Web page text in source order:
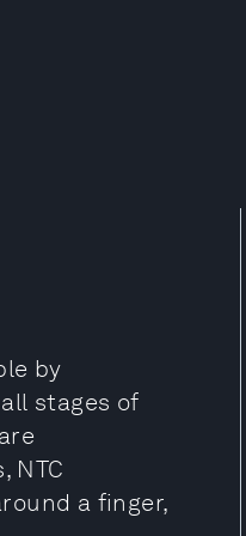
by
stages of
NTC
a finger,